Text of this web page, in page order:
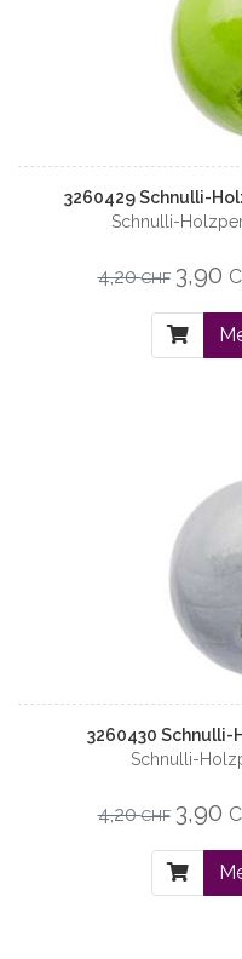
3260429 Schnulli-
Schnulli-
4,20CHF 3,90
3260430 Schnulli-
Schnulli-
4,20CHF 3,90